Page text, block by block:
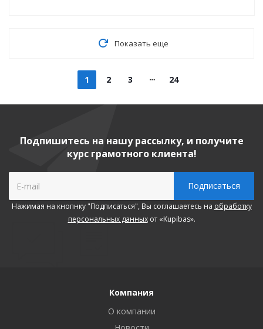
Показать еще
1 2 3 24
Подпишитесь на нашу рассылку, и получите
курс грамотного клиента!
Нажимая на кнопнку "Подписаться", Вы соглашаетесь на обработку
персональных данныхот «Kupibas».
Компания
О компании